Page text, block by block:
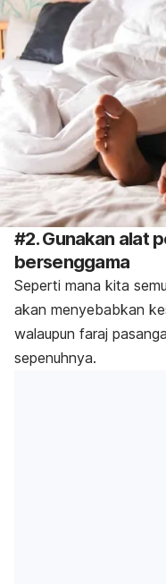
#2. Gunakan alat
bersenggama
Seperti mana kita
akan menyebabkan
walaupun faraj
sepenuhnya.